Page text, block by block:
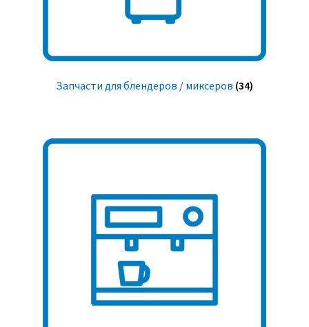
Запчасти для блендеров / миксеров (34)